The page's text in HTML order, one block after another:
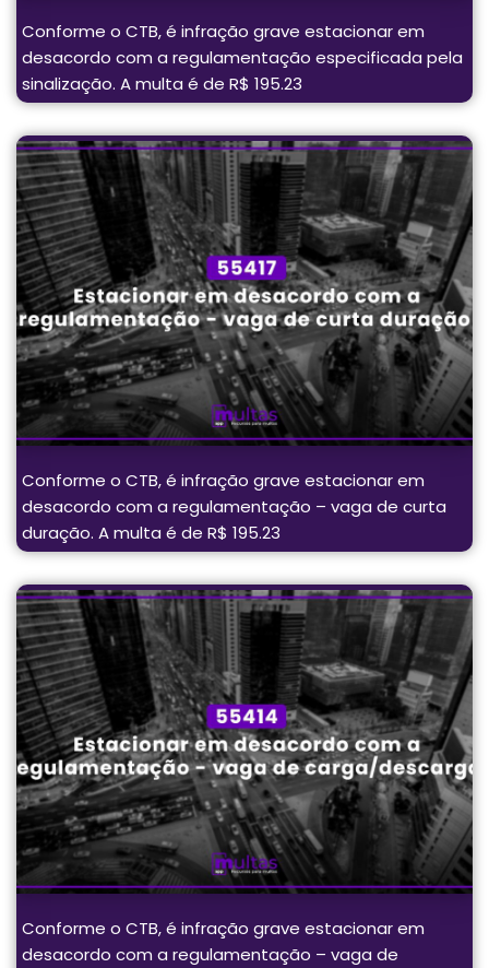
Conforme o CTB, é infração grave estacionar em
desacordo com a regulamentação especificada pela
sinalização. A multa é de R$ 195.23
Conforme o CTB, é infração grave estacionar em
desacordo com a regulamentação – vaga de curta
duração. A multa é de R$ 195.23
Conforme o CTB, é infração grave estacionar em
desacordo com a regulamentação – vaga de